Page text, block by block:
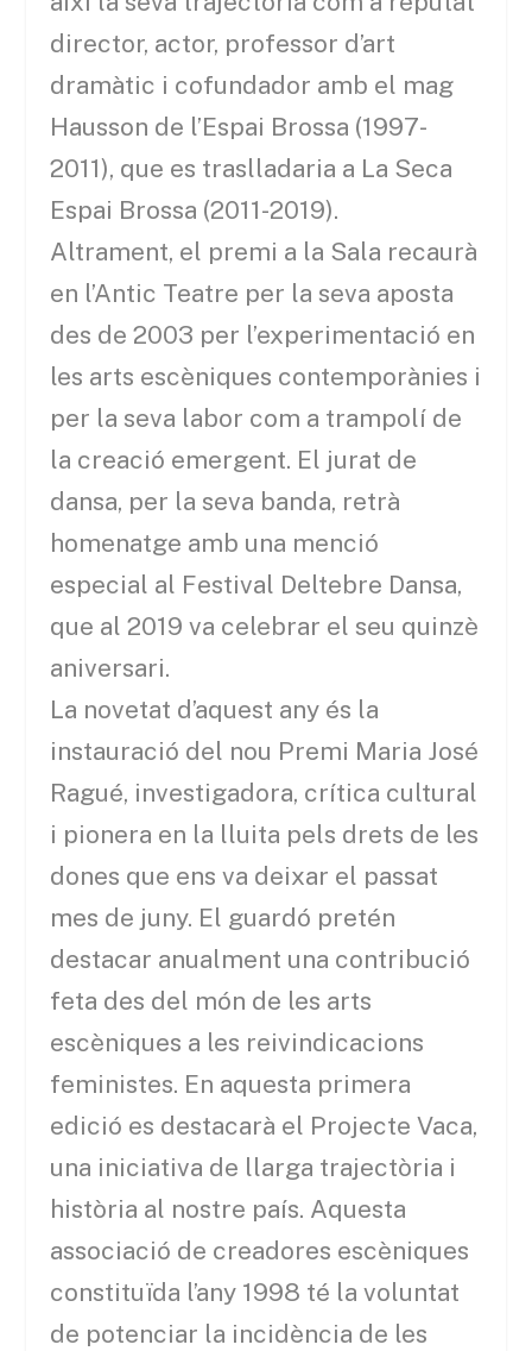
director, actor, professor d’art
dramàtic i cofundador amb el mag
Hausson de l’Espai Brossa (1997-
2011), que es traslladaria a La Seca
Espai Brossa (2011-2019).
Altrament, el premi a la Sala recaurà
en l’Antic Teatre per la seva aposta
des de 2003 per l’experimentació en
les arts escèniques contemporànies i
per la seva labor com a trampolí de
la creació emergent. El jurat de
dansa, per la seva banda, retrà
homenatge amb una menció
especial al Festival Deltebre Dansa,
que al 2019 va celebrar el seu quinzè
aniversari.
La novetat d’aquest any és la
instauració del nou Premi Maria José
Ragué, investigadora, crítica cultural
i pionera en la lluita pels drets de les
dones que ens va deixar el passat
mes de juny. El guardó pretén
destacar anualment una contribució
feta des del món de les arts
escèniques a les reivindicacions
feministes. En aquesta primera
edició es destacarà el Projecte Vaca,
una iniciativa de llarga trajectòria i
història al nostre país. Aquesta
associació de creadores escèniques
constituïda l’any 1998 té la voluntat
de potenciar la incidència de les